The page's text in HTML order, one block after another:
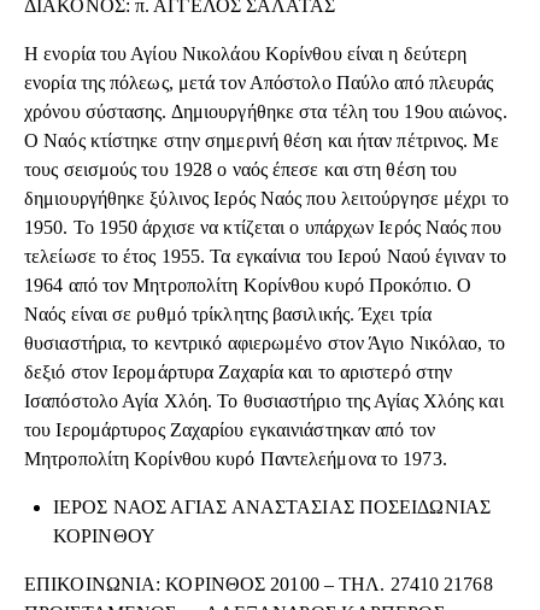
ΔΙΑΚΟΝΟΣ: π. ΑΓΓΕΛΟΣ ΣΑΛΑΤΑΣ
Η ενορία του Αγίου Νικολάου Κορίνθου είναι η δεύτερη
ενορία της πόλεως, μετά τον Απόστολο Παύλο από πλευράς
χρόνου σύστασης. Δημιουργήθηκε στα τέλη του 19ου αιώνος.
Ο Ναός κτίστηκε στην σημερινή θέση και ήταν πέτρινος. Με
τους σεισμούς του 1928 ο ναός έπεσε και στη θέση του
δημιουργήθηκε ξύλινος Ιερός Ναός που λειτούργησε μέχρι το
1950. Το 1950 άρχισε να κτίζεται ο υπάρχων Ιερός Ναός που
τελείωσε το έτος 1955. Τα εγκαίνια του Ιερού Ναού έγιναν το
1964 από τον Μητροπολίτη Κορίνθου κυρό Προκόπιο. Ο
Ναός είναι σε ρυθμό τρίκλητης βασιλικής. Έχει τρία
θυσιαστήρια, το κεντρικό αφιερωμένο στον Άγιο Νικόλαο, το
δεξιό στον Ιερομάρτυρα Ζαχαρία και το αριστερό στην
Ισαπόστολο Αγία Χλόη. Το θυσιαστήριο της Αγίας Χλόης και
του Ιερομάρτυρος Ζαχαρίου εγκαινιάστηκαν από τον
Μητροπολίτη Κορίνθου κυρό Παντελεήμονα το 1973.
ΙΕΡΟΣ ΝΑΟΣ ΑΓΙΑΣ ΑΝΑΣΤΑΣΙΑΣ ΠΟΣΕΙΔΩΝΙΑΣ
ΚΟΡΙΝΘΟΥ
ΕΠΙΚΟΙΝΩΝΙΑ: ΚΟΡΙΝΘΟΣ 20100 – ΤΗΛ. 27410 21768